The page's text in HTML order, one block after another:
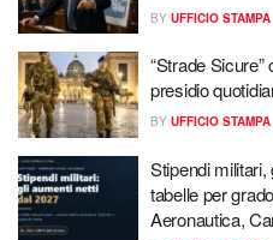
BY UFFICIO STAMPA
“Strade Sicure”
presidio
BY UFFICIO STAMPA
Stipendi
tabelle per
Aeronautica,